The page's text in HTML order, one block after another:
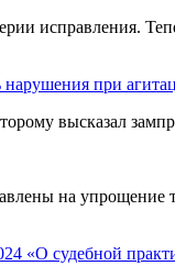
исправления.
при
высказал
на упрощение
«О судебной